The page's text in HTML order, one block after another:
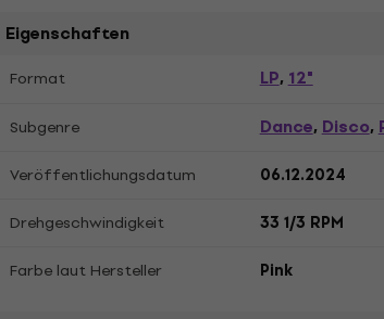
Eigenschaften
Format LP,12"
Subgenre Dance,Disco,
Veröffentlichungsdatum 06.12.2024
Drehgeschwindigkeit 33 1/3 RPM
Farbe laut Hersteller
Pink